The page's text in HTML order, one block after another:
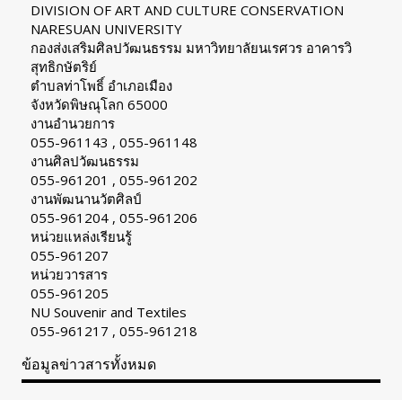
DIVISION OF ART AND CULTURE CONSERVATION
NARESUAN UNIVERSITY
กองส่งเสริมศิลปวัฒนธรรม มหาวิทยาลัยนเรศวร อาคารวิ
สุทธิกษัตริย์
ตำบลท่าโพธิ์ อำเภอเมือง
จังหวัดพิษณุโลก 65000
งานอำนวยการ
055-961143 , 055-961148
งานศิลปวัฒนธรรม
055-961201 , 055-961202
งานพัฒนานวัตศิลป์
055-961204 , 055-961206
หน่วยแหล่งเรียนรู้
055-961207
หน่วยวารสาร
055-961205
NU Souvenir and Textiles
055-961217 , 055-961218
ข้อมูลข่าวสารทั้งหมด